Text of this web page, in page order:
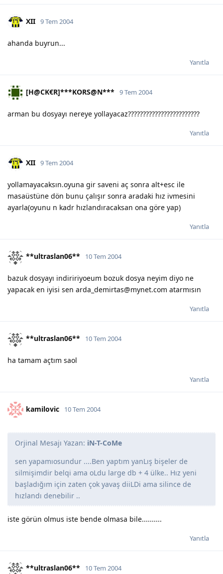
XII 9 Tem 2004
ahanda buyrun...
Yanıtla
[H@CK€R]***KORS@N*** 9 Tem 2004
arman bu dosyayı nereye yollayacaz????????????????????????
Yanıtla
XII 9 Tem 2004
yollamayacaksın.oyuna gir saveni aç sonra alt+esc ile
masaüstüne dön bunu çalışır sonra aradaki hız ivmesini
ayarla(oyunu n kadr hızlandıracaksan ona göre yap)
Yanıtla
**ultraslan06** 10 Tem 2004
bazuk dosyayı indiririyoeum bozuk dosya neyim diyo ne
yapacak en iyisi sen arda_demirtas@mynet.com atarmısın
Yanıtla
**ultraslan06** 10 Tem 2004
ha tamam açtım saol
Yanıtla
kamilovic 10 Tem 2004
Orjinal Mesajı Yazan: iN-T-CoMe
sen yapamıosundur ....Ben yaptım yanLış bişeler de
silmişimdir belqi ama oLdu large db + 4 ülke.. Hız yeni
başladığım için zaten çok yavaş diiLDi ama silince de
hızlandı denebilir ..
iste görün olmus iste bende olmasa bile..........
Yanıtla
**ultraslan06** 10 Tem 2004